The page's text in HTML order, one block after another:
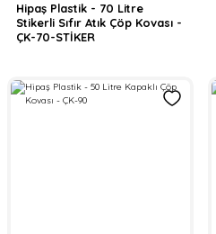
Hipaş Plastik - 70 Litre
Stikerli Sıfır Atık Çöp Kovası -
ÇK-70-STİKER